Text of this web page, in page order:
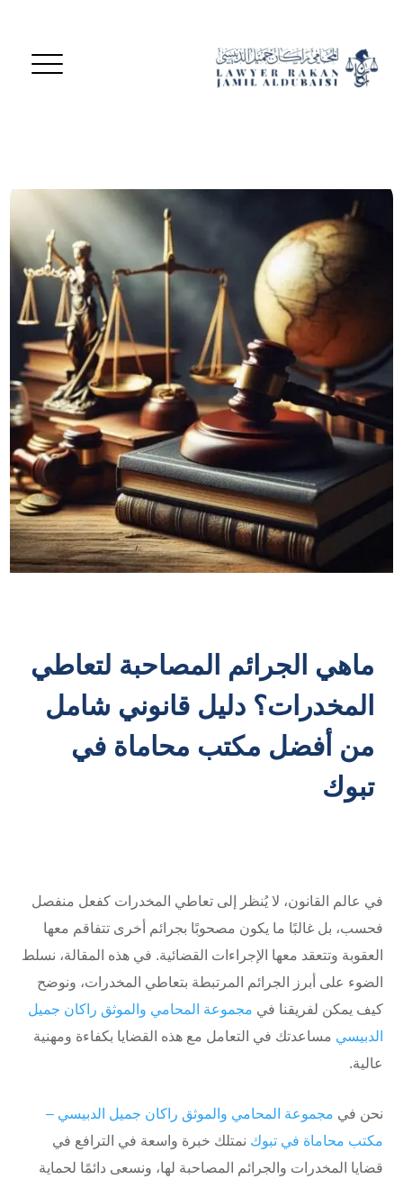
ماهي الجرائم المصاحبة لتعاطي
المخدرات؟ دليل قانوني شامل
من أفضل مكتب محاماة في
تبوك
في عالم القانون، لا يُنظر إلى تعاطي المخدرات كفعل منفصل
فحسب، بل غالبًا ما يكون مصحوبًا بجرائم أخرى تتفاقم معها
العقوبة وتتعقد معها الإجراءات القضائية. في هذه المقالة، نسلط
الضوء على أبرز الجرائم المرتبطة بتعاطي المخدرات، ونوضح
كيف يمكن لفريقنا في مجموعة المحامي والموثق راكان جميل
الدبيسي مساعدتك في التعامل مع هذه القضايا بكفاءة ومهنية
عالية.
نحن في مجموعة المحامي والموثق راكان جميل الدبيسي –
مكتب محاماة في تبوك نمتلك خبرة واسعة في الترافع في
قضايا المخدرات والجرائم المصاحبة لها، ونسعى دائمًا لحماية